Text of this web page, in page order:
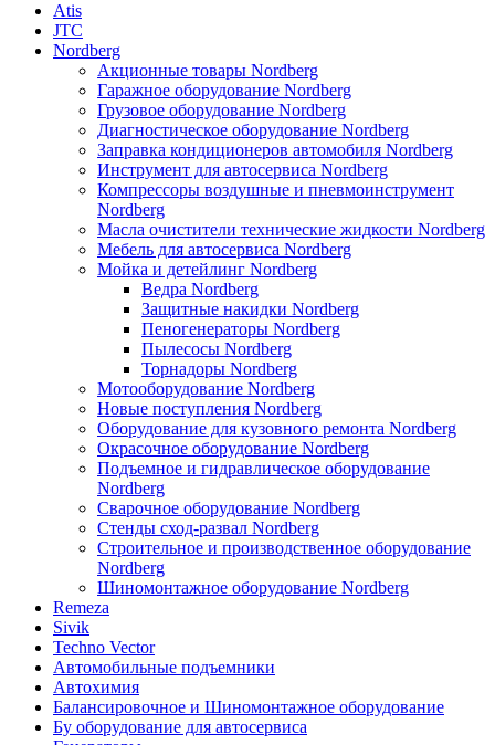
Atis
JTC
Nordberg
Акционные товары Nordberg
Гаражное оборудование Nordberg
Грузовое оборудование Nordberg
Диагностическое оборудование Nordberg
Заправка кондиционеров автомобиля Nordberg
Инструмент для автосервиса Nordberg
Компрессоры воздушные и пневмоинструмент
Nordberg
Масла очистители технические жидкости Nordberg
Мебель для автосервиса Nordberg
Мойка и детейлинг Nordberg
Ведра Nordberg
Защитные накидки Nordberg
Пеногенераторы Nordberg
Пылесосы Nordberg
Торнадоры Nordberg
Мотооборудование Nordberg
Новые поступления Nordberg
Оборудование для кузовного ремонта Nordberg
Окрасочное оборудование Nordberg
Подъемное и гидравлическое оборудование
Nordberg
Сварочное оборудование Nordberg
Стенды сход-развал Nordberg
Строительное и производственное оборудование
Nordberg
Шиномонтажное оборудование Nordberg
Remeza
Sivik
Techno Vector
Автомобильные подъемники
Автохимия
Балансировочное и Шиномонтажное оборудование
Бу оборудование для автосервиса